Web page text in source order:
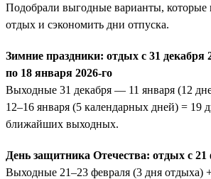
Подобрали выгодные варианты, которые
отдых и сэкономить дни отпуска.
Зимние праздники: отдых с 31 декабря
по 18 января 2026-го
Выходные 31 декабря — 11 января (12
12–16 января (5 календарных дней) = 19
ближайших выходных.
День защитника Отечества: отдых с
Выходные 21–23 февраля (3 дня отдыха)